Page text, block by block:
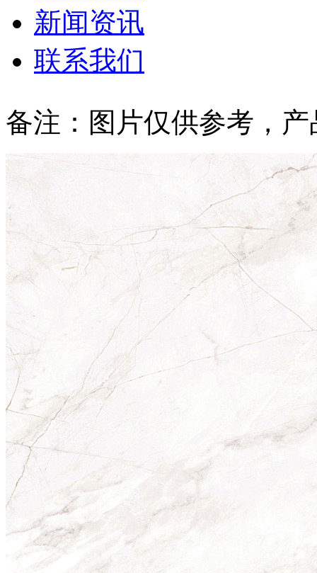
新闻资讯
联系我们
备注：图片仅供参考，